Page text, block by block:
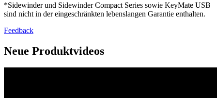
*Sidewinder und Sidewinder Compact Series sowie KeyMate USB
sind nicht in der eingeschränkten lebenslangen Garantie enthalten.
Feedback
Neue Produktvideos